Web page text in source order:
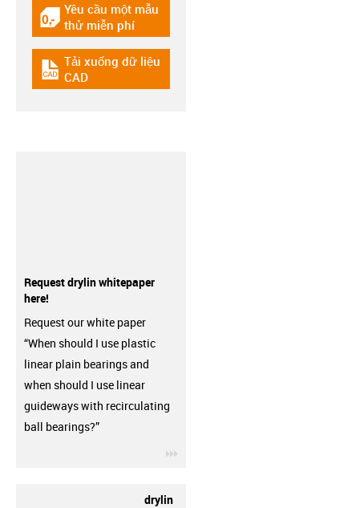
igus-icon-gratismuster
Yêu cầu một mẫu
thử miễn phí
igus-icon-cad-dateien
Tải xuống dữ liệu
CAD
Request drylin whitepaper
here!
Request our white paper
“When should I use plastic
linear plain bearings and
when should I use linear
guideways with recirculating
ball bearings?”
drylin